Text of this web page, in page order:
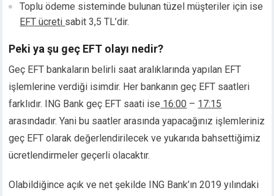
Panel
Panel
Panel
Panel
Panel
Panel
Panel
Panel
Panel
panel
panel
Toplu ödeme sisteminde bulunan tüzel müşteriler için ise
EFT ücreti sabit 3,5 TL’dir.
Peki ya şu geç EFT olayı nedir?
Geç EFT bankaların belirli saat aralıklarında yapılan EFT
işlemlerine verdiği isimdir. Her bankanın geç EFT saatleri
farklıdır. ING Bank geç EFT saati ise 16:00 – 17:15
arasındadır. Yani bu saatler arasında yapacağınız işlemleriniz
geç EFT olarak değerlendirilecek ve yukarıda bahsettiğimiz
ücretlendirmeler geçerli olacaktır.
Olabildiğince açık ve net şekilde ING Bank’ın 2019 yılındaki